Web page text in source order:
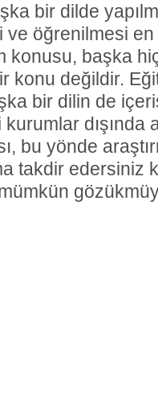
bir dilde
ve öğrenilmesi
konusu, başka
konu değildir.
bir dilin de
bu yönde
takdir edersiniz